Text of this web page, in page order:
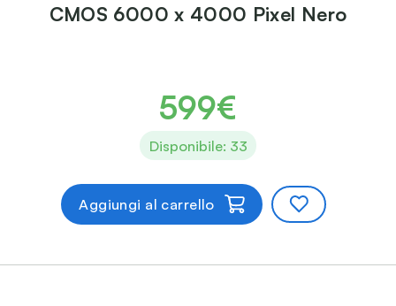
CMOS 6000 x 4000 Pixel Nero
599€
Disponibile: 33
Aggiungi al carrello